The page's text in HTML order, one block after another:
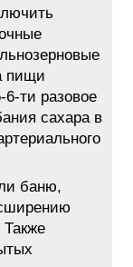
пищи
ти разовое
сахара в
баню,